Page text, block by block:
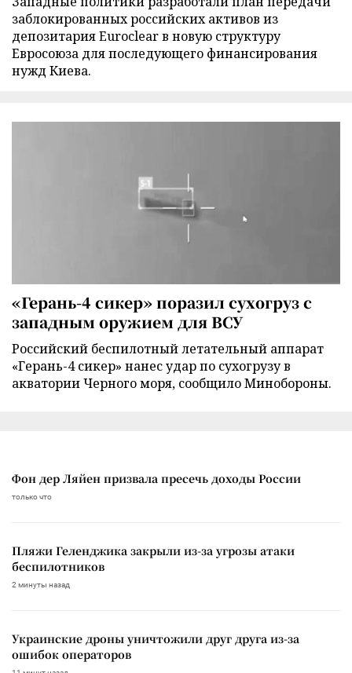
заблокированных российских активов из
депозитария Euroclear в новую структуру
Евросоюза для последующего финансирования
нужд Киева.
«Герань-4 сикер» поразил сухогруз с
западным оружием для ВСУ
Российский беспилотный летательный аппарат
«Герань-4 сикер» нанес удар по сухогрузу в
акватории Черного моря, сообщило Минобороны.
Фон дер Ляйен призвала пресечь доходы России
только что
Пляжи Геленджика закрыли из-за угрозы атаки
беспилотников
2 минуты назад
Украинские дроны уничтожили друг друга из-за
ошибок операторов